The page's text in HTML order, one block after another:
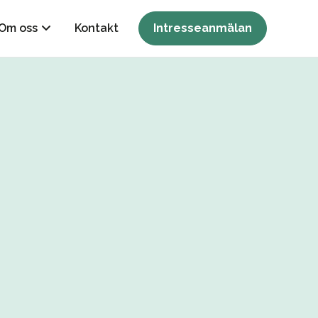
oss Kontakt Intresseanmälan